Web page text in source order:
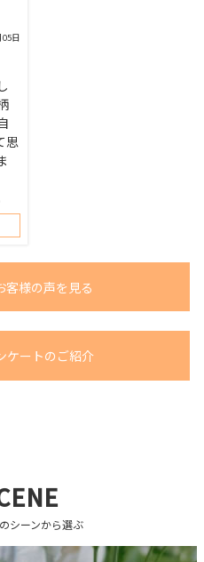
日
思
客様の声を見る
ケートのご紹介
シーンから選ぶ